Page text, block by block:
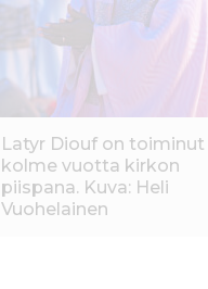
Latyr Diouf on toiminut
kolme vuotta kirkon
piispana. Kuva: Heli
Vuohelainen